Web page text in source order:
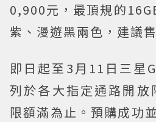
0,900元，最頂規的
紫、漫遊黑兩色，建議
即日起至3月11日三星
列於各大指定通路開放
限額滿為止。預購成功